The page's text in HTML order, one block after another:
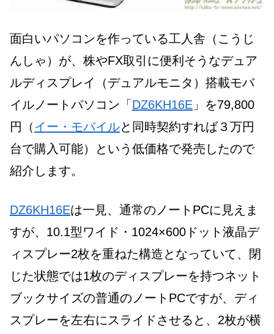
面白いパソコンを作っている工人舎（こうじ
んしゃ）が、株やFX取引に便利そうなデュア
ルディスプレイ（デュアルモニタ）搭載モバ
イルノートパソコン「 DZ6KH16E 」を79,800
円（ イー・モバイルと同時契約すれば３万円
台で購入可能）という低価格で発売したので
紹介します。
DZ6KH16Eは一見、通常のノートPCに見えま
すが、10.1型ワイド・1024×600ドット液晶デ
ィスプレー2枚を重ねた構造となっていて、閉
じた状態では1枚のディスプレーを持つネット
ブックサイズの普通のノートPCですが、ディ
スプレーを左右にスライドさせると、2枚が横